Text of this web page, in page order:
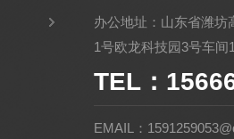
办公地址：山东省潍坊
1号欧龙科技园3号车间
TEL：
EMAIL：